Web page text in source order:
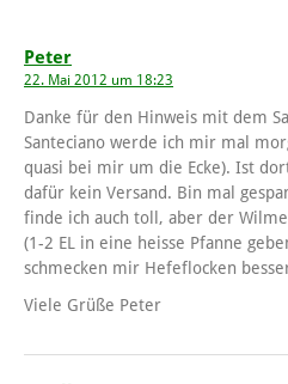
Peter
22. Mai 2012 um 18:23
Danke für den Hinweis mit dem
Santeciano werde ich mir mal
quasi bei mir um die Ecke). Ist
dafür kein Versand. Bin mal
finde ich auch toll, aber der
(1-2 EL in eine heisse Pfanne
schmecken mir Hefeflocken
Viele Grüße Peter